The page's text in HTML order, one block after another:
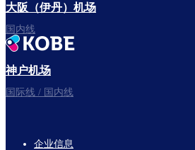
祝您旅途愉快。
大阪（伊丹）机场
国内线
神户机场
国际线 / 国内线
企业信息